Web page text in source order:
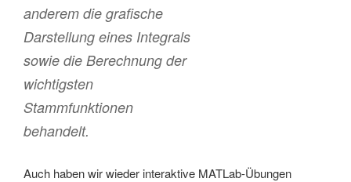
anderem die grafische
Darstellung eines Integrals
sowie die Berechnung der
wichtigsten
Stammfunktionen
behandelt.
Auch haben wir wieder interaktive MATLab-Übungen